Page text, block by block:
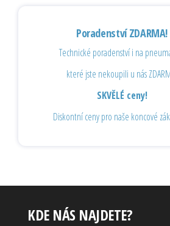
Poradenství ZDARMA!
Technické poradenství i na
které jste nekoupili u nás
SKVĚLÉ ceny!
Diskontní ceny pro naše koncové
KDE NÁS NAJDETE?